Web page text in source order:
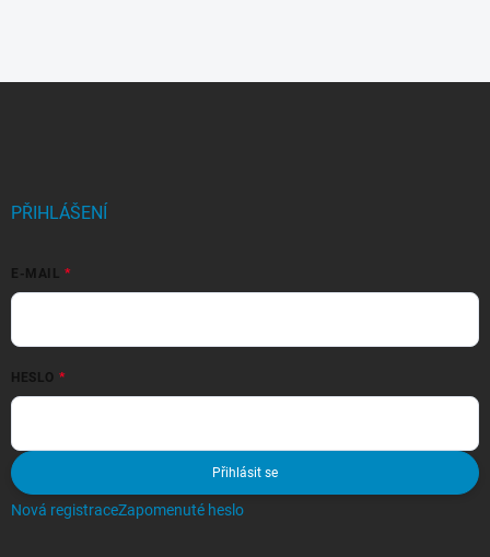
PŘIHLÁŠENÍ
E-MAIL
HESLO
Přihlásit se
Nová registraceZapomenuté heslo